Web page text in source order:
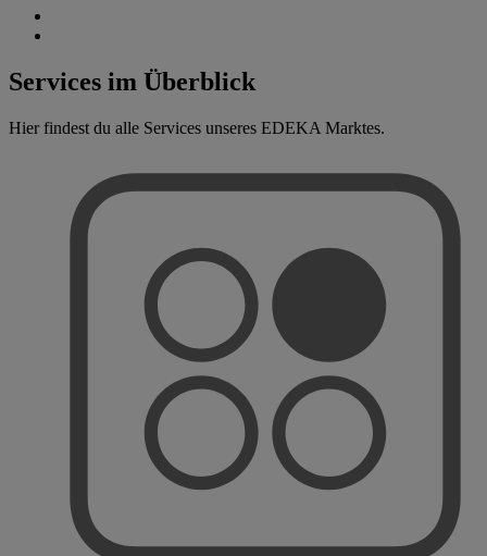
Services im Überblick
Hier findest du alle Services unseres EDEKA Marktes.